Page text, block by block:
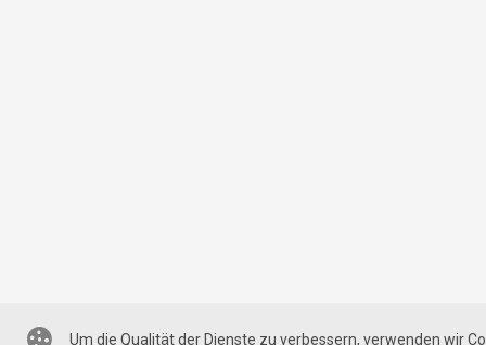
Um die Qualität der Dienste zu verbessern, verwenden wir